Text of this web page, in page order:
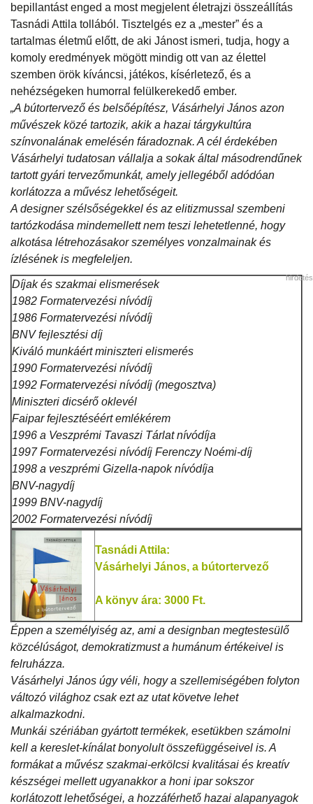
bepillantást enged a most megjelent életrajzi összeállítás
Tasnádi Attila tollából. Tisztelgés ez a „mester” és a
tartalmas életmű előtt, de aki Jánost ismeri, tudja, hogy a
komoly eredmények mögött mindig ott van az élettel
szemben örök kíváncsi, játékos, kísérletező, és a
nehézségeken humorral felülkerekedő ember.
„A bútortervező és belsőépítész, Vásárhelyi János azon
művészek közé tartozik, akik a hazai tárgykultúra
színvonalának emelésén fáradoznak. A cél érdekében
Vásárhelyi tudatosan vállalja a sokak által másodrendűnek
tartott gyári tervezőmunkát, amely jellegéből adódóan
korlátozza a művész lehetőségeit.
A designer szélsőségekkel és az elitizmussal szembeni
tartózkodása mindemellett nem teszi lehetetlenné, hogy
alkotása létrehozásakor személyes vonzalmainak és
ízlésének is megfeleljen.
Díjak és szakmai elismerések
1982 Formatervezési nívódíj
1986 Formatervezési nívódíj
BNV fejlesztési díj
Kiváló munkáért miniszteri elismerés
1990 Formatervezési nívódíj
1992 Formatervezési nívódíj (megosztva)
Miniszteri dicsérő oklevél
Faipar fejlesztéséért emlékérem
1996 a Veszprémi Tavaszi Tárlat nívódíja
1997 Formatervezési nívódíj Ferenczy Noémi-díj
1998 a veszprémi Gizella-napok nívódíja
BNV-nagydíj
1999 BNV-nagydíj
2002 Formatervezési nívódíj
Tasnádi Attila:
Vásárhelyi János, a bútortervező
A könyv ára: 3000 Ft.
hirdetés
Éppen a személyiség az, ami a designban megtestesülő
közcélúságot, demokratizmust a humánum értékeivel is
felruházza.
Vásárhelyi János úgy véli, hogy a szellemiségében folyton
változó világhoz csak ezt az utat követve lehet
alkalmazkodni.
Munkái szériában gyártott termékek, esetükben számolni
kell a kereslet-kínálat bonyolult összefüggéseivel is. A
formákat a művész szakmai-erkölcsi kvalitásai és kreatív
készségei mellett ugyanakkor a honi ipar sokszor
korlátozott lehetőségei, a hozzáférhető hazai alapanyagok